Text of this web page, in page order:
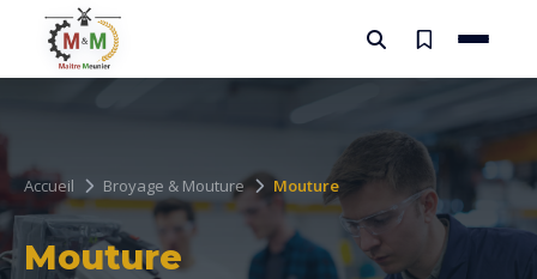
Accueil Broyage & Mouture Mouture
Mouture